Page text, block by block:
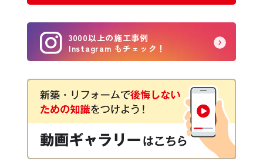
3000以上の施工事例
Instagram もチェック！